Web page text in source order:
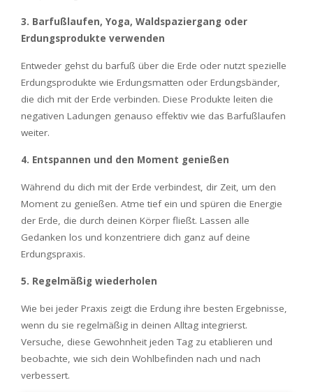
3. Barfußlaufen, Yoga, Waldspaziergang oder
Erdungsprodukte verwenden
Entweder gehst du barfuß über die Erde oder nutzt spezielle
Erdungsprodukte wie Erdungsmatten oder Erdungsbänder,
die dich mit der Erde verbinden. Diese Produkte leiten die
negativen Ladungen genauso effektiv wie das Barfußlaufen
weiter.
4. Entspannen und den Moment genießen
Während du dich mit der Erde verbindest, dir Zeit, um den
Moment zu genießen. Atme tief ein und spüren die Energie
der Erde, die durch deinen Körper fließt. Lassen alle
Gedanken los und konzentriere dich ganz auf deine
Erdungspraxis.
5. Regelmäßig wiederholen
Wie bei jeder Praxis zeigt die Erdung ihre besten Ergebnisse,
wenn du sie regelmäßig in deinen Alltag integrierst.
Versuche, diese Gewohnheit jeden Tag zu etablieren und
beobachte, wie sich dein Wohlbefinden nach und nach
verbessert.